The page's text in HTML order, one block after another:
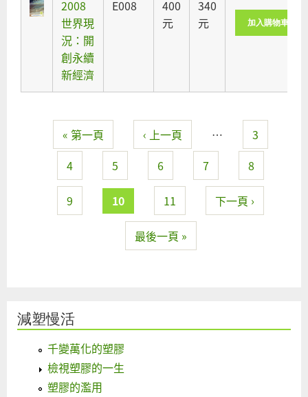
2008
世界現
況：開
創永續
新經濟
E008
400
元
340
元
頁面« 第一頁 ‹ 上一頁 …
3
4
5 6 7 8
9 10 11 下一頁 ›
最後一頁 »
減塑慢活
千變萬化的塑膠
檢視塑膠的一生
塑膠的濫用